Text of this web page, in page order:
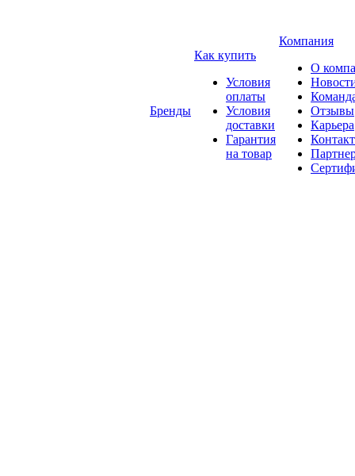
Бренды
Как купить
Условия
оплаты
Условия
доставки
Гарантия
на товар
Компания
О
Отзывы
Карьера